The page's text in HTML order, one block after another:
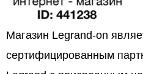
Магазин Legrand-on
сертифицированным